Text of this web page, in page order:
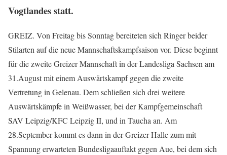
Vogtlandes statt.
GREIZ. Von Freitag bis Sonntag bereiteten sich Ringer beider
Stilarten auf die neue Mannschaftskampfsaison vor. Diese beginnt
für die zweite Greizer Mannschaft in der Landesliga Sachsen am
31.August mit einem Auswärtskampf gegen die zweite
Vertretung in Gelenau. Dem schließen sich drei weitere
Auswärtskämpfe in Weißwasser, bei der Kampfgemeinschaft
SAV Leipzig/KFC Leipzig II, und in Taucha an. Am
28.September kommt es dann in der Greizer Halle zum mit
Spannung erwarteten Bundesligaauftakt gegen Aue, bei dem sich